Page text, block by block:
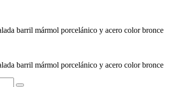
barril mármol porcelánico y acero color bronce
barril mármol porcelánico y acero color bronce